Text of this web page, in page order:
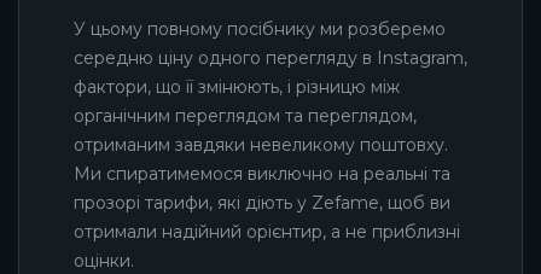
У цьому повному посібнику ми розберемо
середню ціну одного перегляду в Instagram,
фактори, що її змінюють, і різницю між
органічним переглядом та переглядом,
отриманим завдяки невеликому поштовху.
Ми спиратимемося виключно на реальні та
прозорі тарифи, які діють у Zefame, щоб ви
отримали надійний орієнтир, а не приблизні
оцінки.